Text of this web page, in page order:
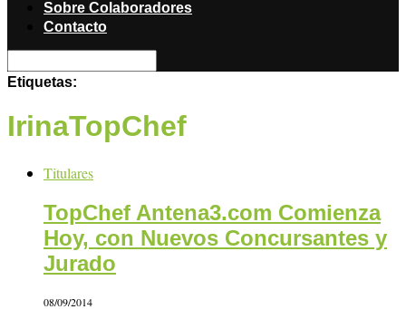
Sobre Colaboradores
Contacto
Etiquetas:
IrinaTopChef
Titulares
TopChef Antena3.com Comienza
Hoy, con Nuevos Concursantes y
Jurado
08/09/2014